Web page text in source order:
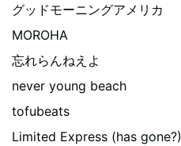
グッドモーニングアメリカ
MOROHA
忘れらんねえよ
never young beach
tofubeats
Limited Express (has gone?)